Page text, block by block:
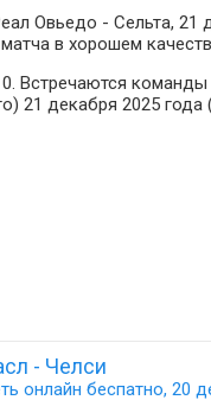
Овьедо - Сельта, 21
в хорошем
Встречаются
21 декабря 2025 года
- Челси
онлайн беспатно, 20